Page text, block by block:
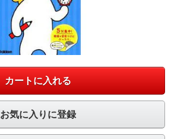
カートに入れる
お気に入りに登録